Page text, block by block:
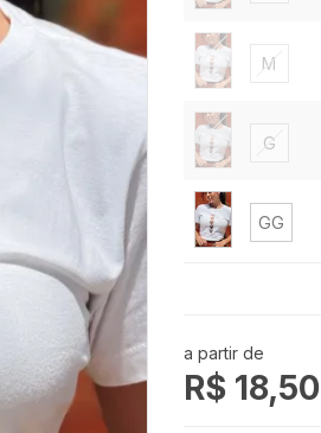
M
G
GG
G2
a partir de
R$ 18,50